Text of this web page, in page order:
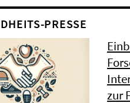
PRESSE
zur